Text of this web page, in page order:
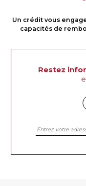
Un crédit vous
capacités de
Restez